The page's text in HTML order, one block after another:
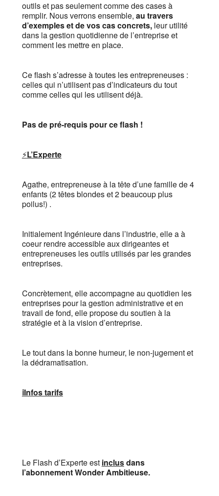
outils et pas seulement comme des cases à
remplir. Nous verrons ensemble, au travers
d’exemples et de vos cas concrets,leur utilité
dans la gestion quotidienne de l’entreprise et
comment les mettre en place.
Ce flash s’adresse à toutes les entrepreneuses :
celles qui n’utilisent pas d’indicateurs du tout
comme celles qui les utilisent déjà.
Pas de pré-requis pour ce flash !
⚡️L’Experte
Agathe, entrepreneuse à la tête d’une famille de 4
enfants (2 têtes blondes et 2 beaucoup plus
poilus!) .
Initialement Ingénieure dans l’industrie, elle a à
coeur rendre accessible aux dirigeantes et
entrepreneuses les outils utilisés par les grandes
entreprises.
Concrètement, elle accompagne au quotidien les
entreprises pour la gestion administrative et en
travail de fond, elle propose du soutien à la
stratégie et à la vision d’entreprise.
Le tout dans la bonne humeur, le non-jugement et
la dédramatisation.
ℹ️Infos tarifs
Le Flash d’Experte est inclusdans
l’abonnement Wonder Ambitieuse.